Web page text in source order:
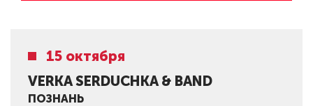
15 октября
VERKA SERDUCHKA & BAND
ПОЗНАНЬ